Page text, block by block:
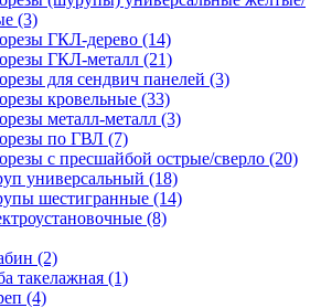
(3)
ГКЛ-дерево (14)
ГКЛ-металл (21)
для сендвич панелей (3)
кровельные (33)
металл-металл (3)
по ГВЛ (7)
с пресшайбой острые/сверло (20)
универсальный (18)
шестигранные (14)
(8)
(2)
такелажная (1)
(4)